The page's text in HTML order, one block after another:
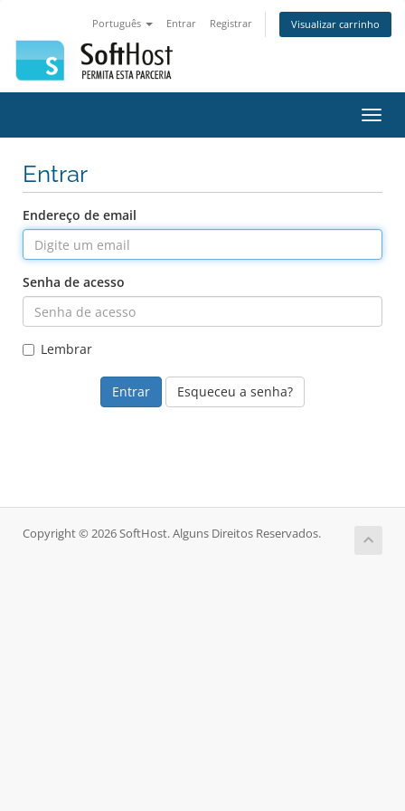
Português Entrar Registrar Visualizar carrinho
Entrar
Endereço de email
Senha de acesso
Lembrar
Esqueceu a senha?
Copyright © 2026 SoftHost. Alguns Direitos Reservados.